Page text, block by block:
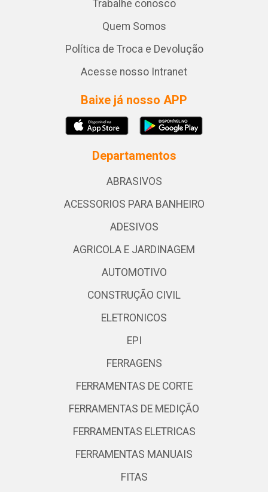
Trabalhe conosco
Quem Somos
Política de Troca e Devolução
Acesse nosso Intranet
Baixe já nosso APP
Departamentos
ABRASIVOS
ACESSORIOS PARA BANHEIRO
ADESIVOS
AGRICOLA E JARDINAGEM
AUTOMOTIVO
CONSTRUÇÃO CIVIL
ELETRONICOS
EPI
FERRAGENS
FERRAMENTAS DE CORTE
FERRAMENTAS DE MEDIÇÃO
FERRAMENTAS ELETRICAS
FERRAMENTAS MANUAIS
FITAS